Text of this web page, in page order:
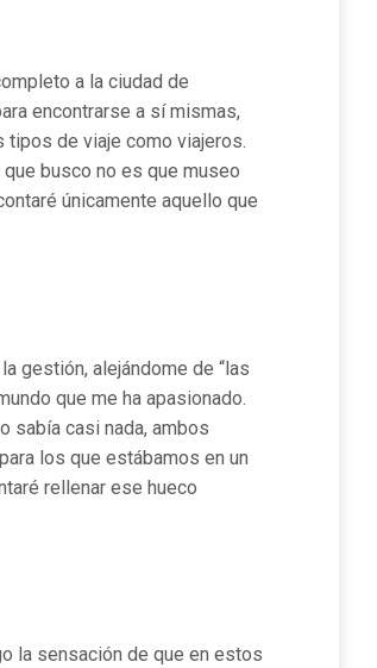
a la ciudad de
encontrarse a sí mismas,
tipos de viaje como viajeros.
busco no es que museo
únicamente aquello que
gestión, alejándome de “las
que me ha apasionado.
sabía casi nada, ambos
los que estábamos en un
rellenar ese hueco
la sensación de que en estos